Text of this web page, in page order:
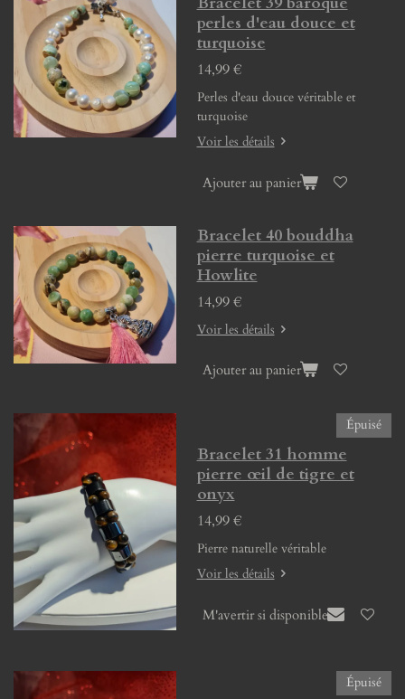
perles d'eau douce et
turquoise
14,99 €
Perles d'eau douce véritable et
turquoise
Voir les détails
Ajouter au panier
Bracelet 40 bouddha
pierre turquoise et
Howlite
14,99 €
Voir les détails
Ajouter au panier
Épuisé
Bracelet 31 homme
pierre œil de tigre et
onyx
14,99 €
Pierre naturelle véritable
Voir les détails
M'avertir si disponible
Épuisé